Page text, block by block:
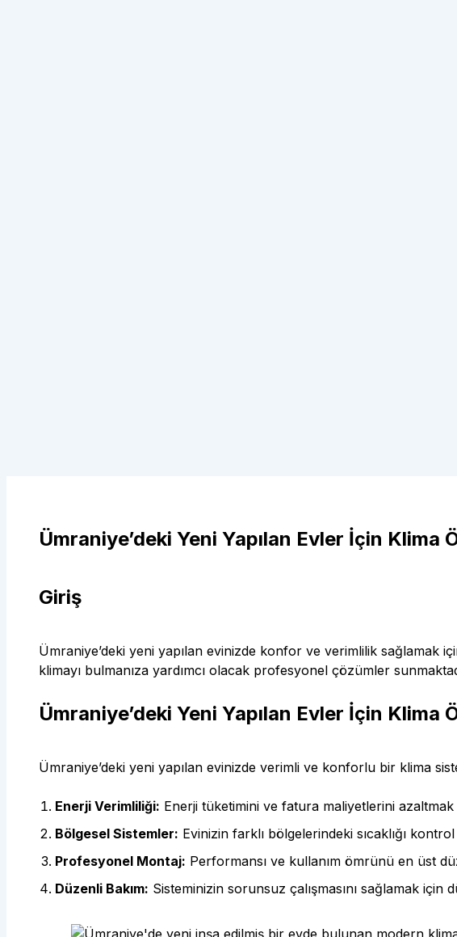
Ümraniye’deki Yeni Yapılan Evler İçin Klima
Giriş
Ümraniye’deki yeni yapılan evinizde konfor ve verimlilik sağlamak
klimayı bulmanıza yardımcı olacak profesyonel çözümler
Ümraniye’deki Yeni Yapılan Evler İçin Klima
Ümraniye’deki yeni yapılan evinizde verimli ve konforlu bir klima
Enerji Verimliliği: Enerji tüketimini ve fatura maliyetlerini
Bölgesel Sistemler: Evinizin farklı bölgelerindeki sıcaklığı
Profesyonel Montaj: Performansı ve kullanım ömrünü en üst
Düzenli Bakım: Sisteminizin sorunsuz çalışmasını sağlamak için